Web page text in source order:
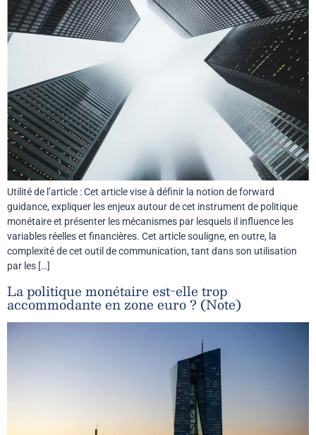
Utilité de l’article : Cet article vise à définir la notion de forward
guidance, expliquer les enjeux autour de cet instrument de politique
monétaire et présenter les mécanismes par lesquels il influence les
variables réelles et financières. Cet article souligne, en outre, la
complexité de cet outil de communication, tant dans son utilisation
par les […]
La politique monétaire est-elle trop
accommodante en zone euro ? (Note)